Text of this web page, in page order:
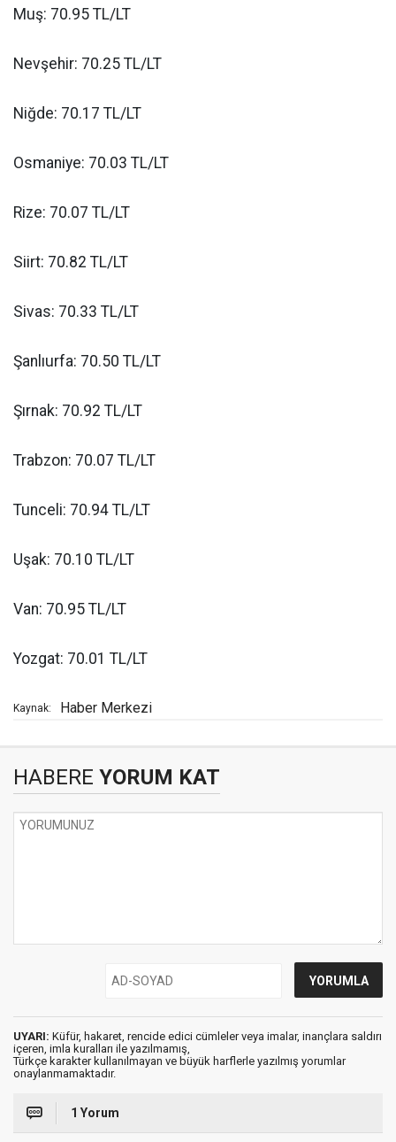
Muş: 70.95 TL/LT
Nevşehir: 70.25 TL/LT
Niğde: 70.17 TL/LT
Osmaniye: 70.03 TL/LT
Rize: 70.07 TL/LT
Siirt: 70.82 TL/LT
Sivas: 70.33 TL/LT
Şanlıurfa: 70.50 TL/LT
Şırnak: 70.92 TL/LT
Trabzon: 70.07 TL/LT
Tunceli: 70.94 TL/LT
Uşak: 70.10 TL/LT
Van: 70.95 TL/LT
Yozgat: 70.01 TL/LT
Kaynak: Haber Merkezi
HABERE YORUM KAT
UYARI: Küfür, hakaret, rencide edici cümleler veya imalar, inançlara saldırı
içeren, imla kuralları ile yazılmamış,
Türkçe karakter kullanılmayan ve büyük harflerle yazılmış yorumlar
onaylanmamaktadır.
1 Yorum